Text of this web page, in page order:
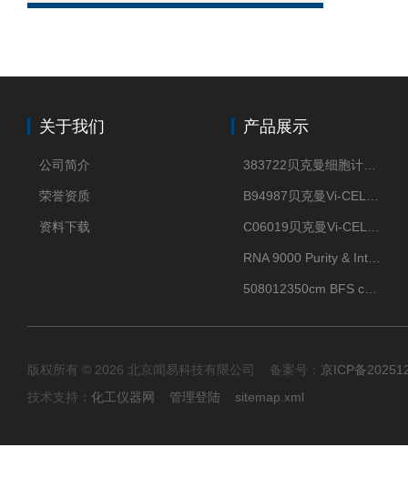
关于我们
公司简介
荣誉资质
资料下载
产品展示
版权所有 © 2026 北京闻易科技有限公司 备案号： 京ICP备
技术支持： 化工仪器网 管理登陆 sitemap.xml